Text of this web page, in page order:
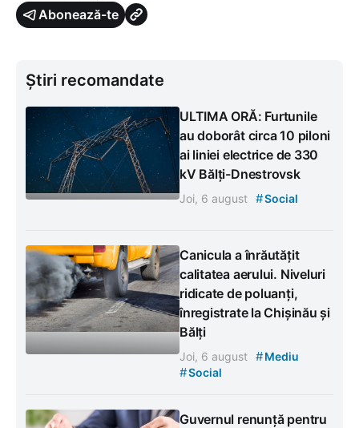
Abonează-te
Știri recomandate
ULTIMA ORĂ: Furtunile
au doborât circa 10 piloni
ai liniei electrice de 330
kV Bălți-Dnestrovsk
Joi, 6 august #Social
Canicula a înrăutățit
calitatea aerului. Niveluri
ridicate de poluanți,
înregistrate la Chișinău și
Bălți
Joi, 6 august #Mediu
#Social
Guvernul renunță pentru